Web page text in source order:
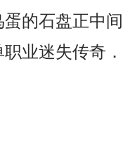
的石盘正中
业迷失传奇